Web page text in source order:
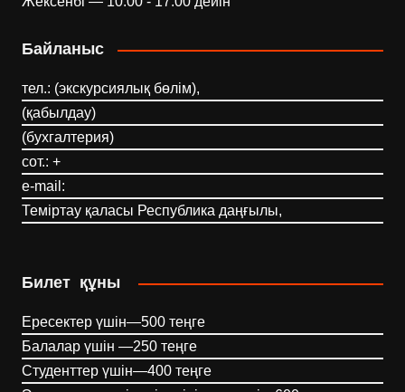
Байланыс
тел.: (экскурсиялық бөлім),
(қабылдау)
(бухгалтерия)
сот.: +
e-mail:
Теміртау қаласы Республика даңғылы,
Билет құны
Ересектер үшін—500 теңге
Балалар үшін —250 теңге
Студенттер үшін—400 теңге